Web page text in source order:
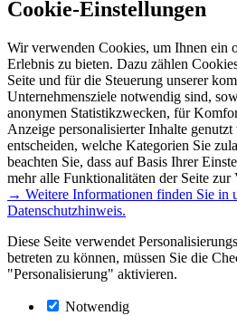
Cookie-Einstellungen
Wir verwenden Cookies, um Ihnen ein
Erlebnis zu bieten. Dazu zählen
Seite und für die Steuerung unserer
Unternehmensziele notwendig sind,
anonymen Statistikzwecken, für
Anzeige personalisierter Inhalte
entscheiden, welche Kategorien Sie
beachten Sie, dass auf Basis Ihrer
mehr alle Funktionalitäten der Seite zur
→ Weitere Informationen finden Sie in
Datenschutzhinweis.
Diese Seite verwendet
betreten zu können, müssen Sie die
"Personalisierung" aktivieren.
Notwendig